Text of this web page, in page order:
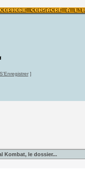
S'Enregistrer]
Kombat, le dossier...